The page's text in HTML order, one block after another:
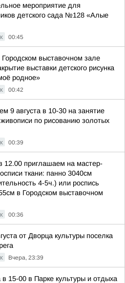
мероприятие для
детского сада №128 «Алые
00:45
выставочном зале
выставки детского рисунка
родное»
00:42
9 августа в 10-30 на занятие
живописи по рисованию золотых
00:39
12.00 приглашаем на мастер-
ткани: панно 3040см
4-5ч.) или роспись
в Городском выставочном
00:36
от Дворца культуры поселка
Вчера, 23:39
в 15-00 в Парке культуры и отдыха